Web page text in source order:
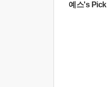
예스's Pick